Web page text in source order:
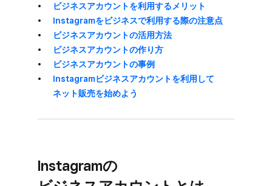
ビジネスアカウントを​利用する​メリット
Instagramを​ビジネスで​利用する​際の​注意点
ビジネスアカウントの​活用方​法
ビジネスアカウントの​作り方
ビジネスアカウントの​事例
Instagramビジネスアカウントを​利用して​
ネット販売を​始めよう
Instagramの​